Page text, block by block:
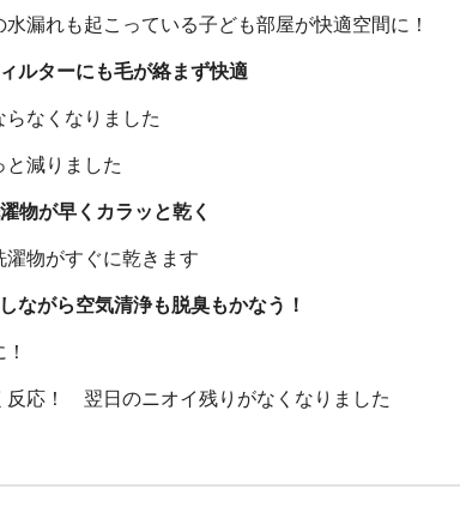
漏れも起こっている子ども部屋が快適空間に！
ルターにも毛が絡まず快適
なくなりました
と減りました
物が早くカラッと乾く
物がすぐに乾きます
ながら空気清浄も脱臭もかなう！
反応！ 翌日のニオイ残りがなくなりました